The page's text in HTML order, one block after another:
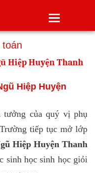
Toggle
Hiệp Huyện Thanh
Hiệp Huyện
tưởng của quý vị phụ
tiếp tục mở lớp
Hiệp Huyện Thanh
sinh học sinh học giỏi